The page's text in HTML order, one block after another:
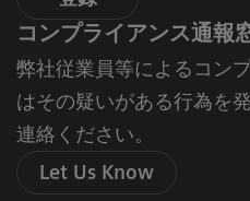
コンプライアンス通報
弊社従業員等によるコン
はその疑いがある行為を
連絡ください。
Let Us Know